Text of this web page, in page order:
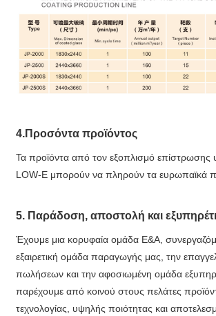
4.Προσόντα προϊόντος
Τα προϊόντα από τον εξοπλισμό
LOW-E μπορούν να πληρούν τα ευρωπαϊκά
5. Παράδοση, αποστολή και
Έχουμε μια κορυφαία ομάδα Ε&Α,
εξαιρετική ομάδα παραγωγής μας, την
πωλήσεων και την αφοσιωμένη ομάδα
παρέχουμε από κοινού στους πελάτες
τεχνολογίας, υψηλής ποιότητας και